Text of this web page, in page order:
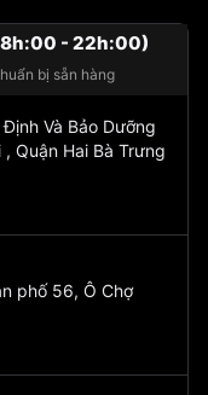
- 22h:00)
bị sẵn hàng
Và Bảo Dưỡng
Quận Hai Bà Trưng
phố 56, Ô Chợ